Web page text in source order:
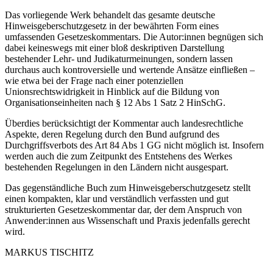
Das vorliegende Werk behandelt das gesamte deutsche
Hinweisgeberschutzgesetz in der bewährten Form eines
umfassenden Gesetzeskommentars. Die Autor:innen begnügen sich
dabei keineswegs mit einer bloß deskriptiven Darstellung
bestehender Lehr- und Judikaturmeinungen, sondern lassen
durchaus auch kontroversielle und wertende Ansätze einfließen –
wie etwa bei der Frage nach einer potenziellen
Unionsrechtswidrigkeit in Hinblick auf die Bildung von
Organisationseinheiten nach § 12 Abs 1 Satz 2 HinSchG.
Überdies berücksichtigt der Kommentar auch landesrechtliche
Aspekte, deren Regelung durch den Bund aufgrund des
Durchgriffsverbots des Art 84 Abs 1 GG nicht möglich ist. Insofern
werden auch die zum Zeitpunkt des Entstehens des Werkes
bestehenden Regelungen in den Ländern nicht ausgespart.
Das gegenständliche Buch zum Hinweisgeberschutzgesetz stellt
einen kompakten, klar und verständlich verfassten und gut
strukturierten Gesetzeskommentar dar, der dem Anspruch von
Anwender:innen aus Wissenschaft und Praxis jedenfalls gerecht
wird.
MARKUS TISCHITZ